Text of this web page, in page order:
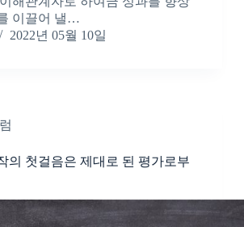
이끌어 낼…
2022년 05월 10일
의 첫걸음은 제대로 된 평가로부